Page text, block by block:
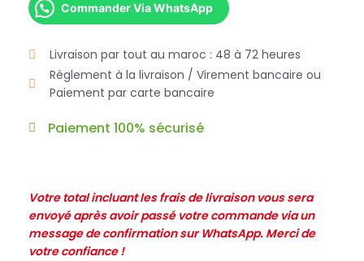
Commander Via WhatsApp
Livraison par tout au maroc : 48 à 72 heures
Règlement à la livraison / Virement bancaire ou
Paiement par carte bancaire
Paiement 100% sécurisé
Votre total incluant les frais de livraison vous sera
envoyé après avoir passé votre commande via un
message de confirmation sur WhatsApp. Merci de
votre confiance !